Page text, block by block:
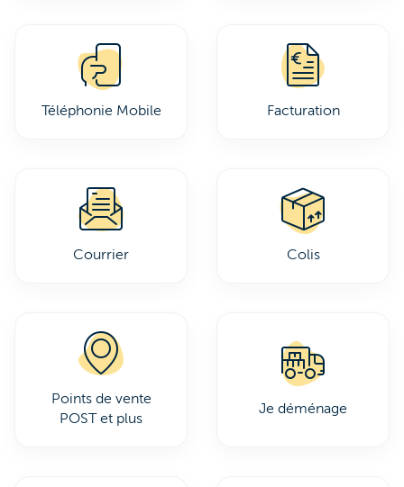
Téléphonie Mobile Facturation
Courrier Colis
Points de vente
POST et plus
Je déménage